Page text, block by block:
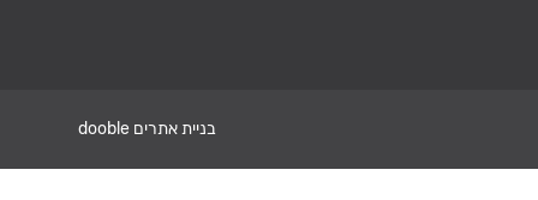
בניית אתרים dooble